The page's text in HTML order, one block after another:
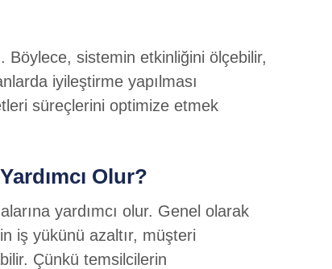
Böylece, sistemin etkinliğini ölçebilir,
iyileştirme yapılması
süreçlerini optimize etmek
Olur?
yardımcı olur. Genel olarak
iş yükünü azaltır, müşteri
Çünkü temsilcilerin